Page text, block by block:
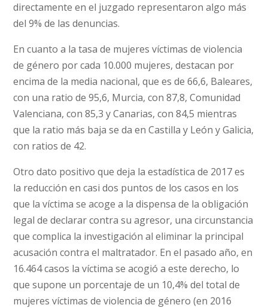
directamente en el juzgado representaron algo más
del 9% de las denuncias.
En cuanto a la tasa de mujeres víctimas de violencia
de género por cada 10.000 mujeres, destacan por
encima de la media nacional, que es de 66,6, Baleares,
con una ratio de 95,6, Murcia, con 87,8, Comunidad
Valenciana, con 85,3 y Canarias, con 84,5 mientras
que la ratio más baja se da en Castilla y León y Galicia,
con ratios de 42.
Otro dato positivo que deja la estadística de 2017 es
la reducción en casi dos puntos de los casos en los
que la víctima se acoge a la dispensa de la obligación
legal de declarar contra su agresor, una circunstancia
que complica la investigación al eliminar la principal
acusación contra el maltratador. En el pasado año, en
16.464 casos la víctima se acogió a este derecho, lo
que supone un porcentaje de un 10,4% del total de
mujeres víctimas de violencia de género (en 2016